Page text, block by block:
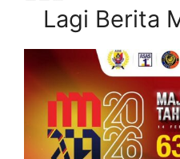
Lagi Berita